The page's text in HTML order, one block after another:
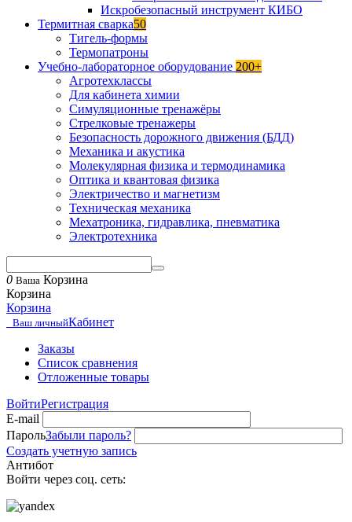
Искробезопасный инструмент КИБО
Термитная сварка50
Тигель-формы
Термопатроны
Учебно-лабораторное оборудование 200+
Агротехклассы
Для кабинета химии
Симуляционные тренажёры
Стрелковые тренажеры
Безопасность дорожного движения (БДД)
Механика и акустика
Молекулярная физика и термодинамика
Оптика и квантовая физика
Электричество и магнетизм
Техническая механика
Мехатроника, гидравлика, пневматика
Электротехника
0 Ваша Корзина
Корзина
Корзина
Ваш личныйКабинет
Заказы
Список сравнения
Отложенные товары
ВойтиРегистрация
E-mail
ПарольЗабыли пароль?
Создать учетную запись
Антибот
Войти через соц. сеть: